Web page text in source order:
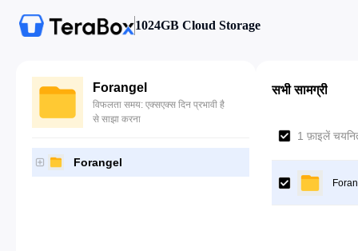
1024GB Cloud Storage
Forangel
विफलता समय: एक्सएक्स दिन प्रभावी है
से साझा करना
Forangel
सभी सामग्री
1 फ़ाइलें